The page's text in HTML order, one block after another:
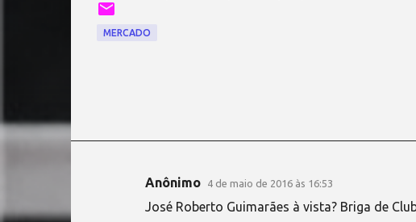
MERCADO
Anônimo 4 de maio de 2016 às 16:53
José Roberto Guimarães à vista? Briga de